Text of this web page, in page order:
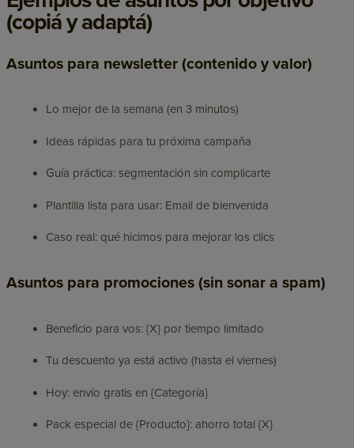
(copiá y adaptá)
Asuntos para newsletter (contenido y valor)
Lo mejor de la semana (en 3 minutos)
Ideas rápidas para tu próxima campaña
Guía práctica: segmentación sin complicarte
Plantilla lista para usar: Email de bienvenida
Caso real: qué hicimos para mejorar los clics
Asuntos para promociones (sin sonar a spam)
Beneficio para vos: {X} por tiempo limitado
Tu descuento ya está activo (hasta el viernes)
Hoy: envío gratis en {Categoría}
Pack especial de {Producto}: ahorro total {X}